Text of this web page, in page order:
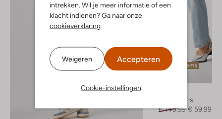
intrekken. Wil je meer informatie of een
klacht indienen? Ga naar onze
cookieverklaring.
Weigeren Accepteren
Cookie-instellingen
Laatste items
Mom jeans
€ 149,99 € 59,99